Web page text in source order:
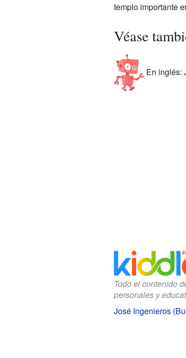
templo importante
Véase
En inglés:
Todo el contenido
personales y
José Ingenieros